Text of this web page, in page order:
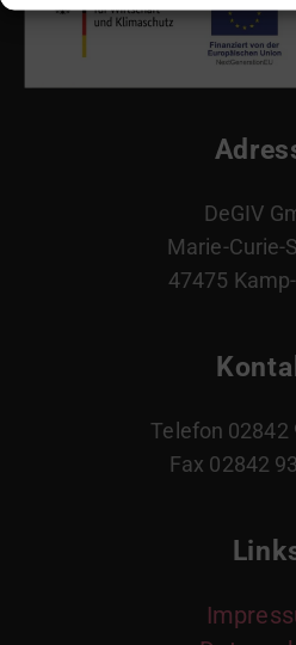
DeGIV
Marie-Curie-
47475
Telefon 02842
Fax 02842